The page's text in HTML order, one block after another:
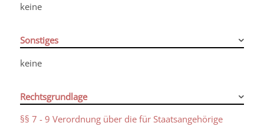
keine
Sonstiges
keine
Rechtsgrundlage
§§ 7 - 9 Verordnung über die für Staatsangehörige